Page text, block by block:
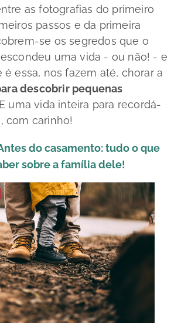
as fotografias do primeiro
passos e da primeira
se os segredos que o
uma vida - ou não! - e
é essa, nos fazem até, chorar a
descobrir pequenas
E uma vida inteira para recordá-
com carinho!
do casamento: tudo o que
sobre a família dele!